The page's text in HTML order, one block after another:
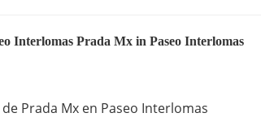
Interlomas Prada Mx in Paseo Interlomas
Prada Mx en Paseo Interlomas